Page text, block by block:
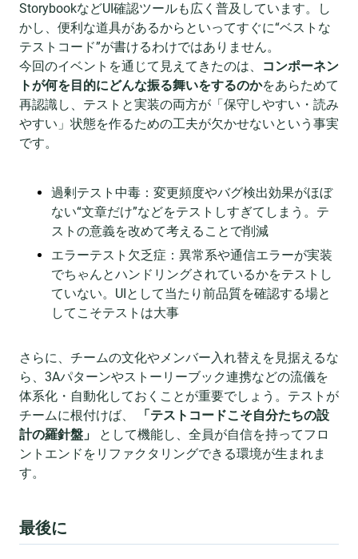
StorybookなどUI確認ツールも広く普及しています。し
かし、便利な道具があるからといってすぐに“ベストな
テストコード”が書けるわけではありません。
今回のイベントを通じて見えてきたのは、
コンポーネン
トが何を目的にどんな振る舞いをするのかをあらためて
再認識し、テストと実装の両方が「保守しやすい・読み
やすい」状態を作るための工夫が欠かせないという事実
です。
過剰テスト中毒：変更頻度やバグ検出効果がほぼ
ない“文章だけ”などをテストしすぎてしまう。テ
ストの意義を改めて考えることで削減
エラーテスト欠乏症：異常系や通信エラーが実装
でちゃんとハンドリングされているかをテストし
ていない。UIとして当たり前品質を確認する場と
してこそテストは大事
さらに、チームの文化やメンバー入れ替えを見据えるな
ら、3Aパターンやストーリーブック連携などの流儀を
体系化・自動化しておくことが重要でしょう。テストが
チームに根付けば、
「テストコードこそ自分たちの設
計の羅針盤」
として機能し、全員が自信を持ってフロ
ントエンドをリファクタリングできる環境が生まれま
す。
最後に